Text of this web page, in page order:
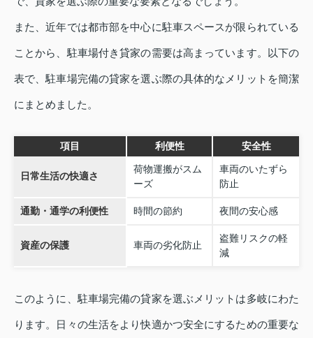
また、近年では都市部を中心に駐車スペースが限られている
ことから、駐車場付き貸家の需要は高まっています。以下の
表で、駐車場完備の貸家を選ぶ際の具体的なメリットを簡潔
にまとめました。
項目 利便性 安全性
日常生活の快適さ
荷物運搬がスム
ーズ
車両のいたずら
防止
通勤・通学の利便性 時間の節約 夜間の安心感
資産の保護 車両の劣化防止
盗難リスクの軽
減
このように、駐車場完備の貸家を選ぶメリットは多岐にわた
ります。日々の生活をより快適かつ安全にするための重要な